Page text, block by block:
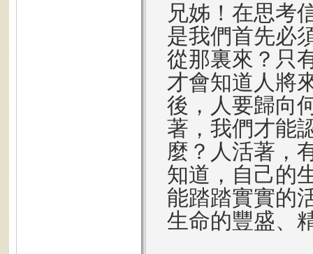
兄姊！在思考
是我們首先必
從那裏來？只
才會知道人將
後，人要歸向
著，我們才能
麼？人活著，
知道，自己的
能踏踏實實的
生命的豐盛、